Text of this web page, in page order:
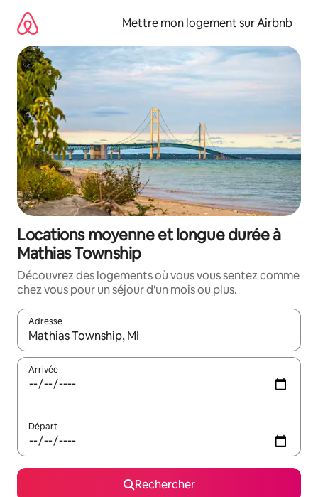
directement
contenu
Mettre mon logement sur Airbnb
Locations moyenne et longue durée à
Mathias Township
Découvrez des logements où vous vous sentez comme
chez vous pour un séjour d'un mois ou plus.
Adresse
Lorsque les résultats s'affichent, utilisez les flèches vers le
Arrivée
Départ
Rechercher